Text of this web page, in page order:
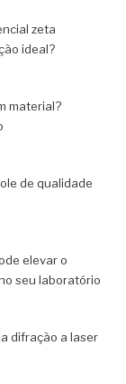
zeta
ideal?
material?
de qualidade
elevar o
seu laboratório
difração a laser